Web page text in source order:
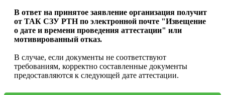
В ответ на принятое заявление организация получит
от ТАК СЗУ РТН по электронной почте "Извещение
о дате и времени проведения аттестации" или
мотивированный отказ.
В случае, если документы не соответствуют
требованиям, корректно составленные документы
предоставляются к следующей дате аттестации.